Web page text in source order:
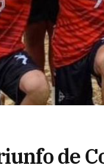
de